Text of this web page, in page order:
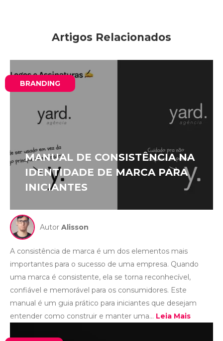
Artigos Relacionados
BRANDING
MANUAL DE CONSISTÊNCIA NA
IDENTIDADE DE MARCA PARA
INICIANTES
Autor Alisson
A consistência de marca é um dos elementos mais
importantes para o sucesso de uma empresa. Quando
uma marca é consistente, ela se torna reconhecível,
confiável e memorável para os consumidores. Este
manual é um guia prático para iniciantes que desejam
entender como construir e manter uma... Leia Mais